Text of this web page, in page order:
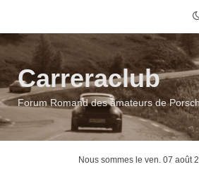
Carreraclub
Forum Romand des amateurs de
Nous sommes le ven. 07 août